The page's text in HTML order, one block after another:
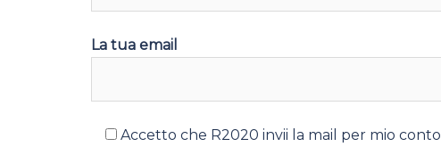
La tua email
Accetto che R2020 invii la mail per mio conto